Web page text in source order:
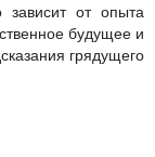
зависит от опыта
будущее и
грядущего